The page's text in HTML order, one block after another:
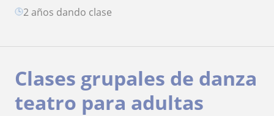
2 años dando clase
Clases grupales de danza
teatro para adultas